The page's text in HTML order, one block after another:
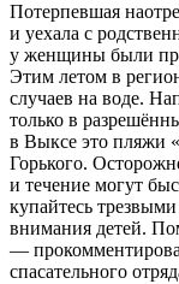
Потерпевшая
и уехала с
у женщины были
Этим летом в
случаев на воде.
только в
в Выксе это пляжи
Горького.
и течение могут
купайтесь
внимания детей.
—
спасательного